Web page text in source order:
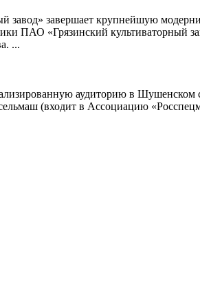
завод» завершает крупнейшую
ПАО «Грязинский культиваторный
...
аудиторию в Шушенском
(входит в Ассоциацию